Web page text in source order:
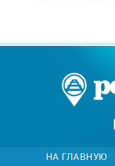
НА ГЛАВНУЮ